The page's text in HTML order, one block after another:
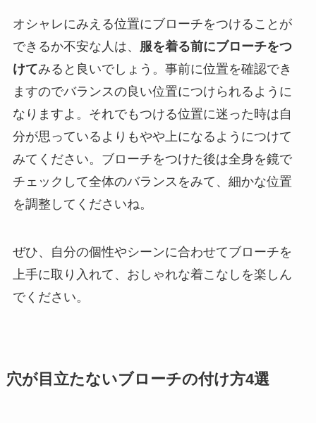
オシャレにみえる位置にブローチをつけることが
できるか不安な人は、 服を着る前にブローチをつ
けてみると良いでしょう。事前に位置を確認でき
ますのでバランスの良い位置につけられるように
なりますよ。それでもつける位置に迷った時は自
分が思っているよりもやや上になるようにつけて
みてください。ブローチをつけた後は全身を鏡で
チェックして全体のバランスをみて、細かな位置
を調整してくださいね。
ぜひ、自分の個性やシーンに合わせてブローチを
上手に取り入れて、おしゃれな着こなしを楽しん
でください。
穴が目立たないブローチの付け方4選